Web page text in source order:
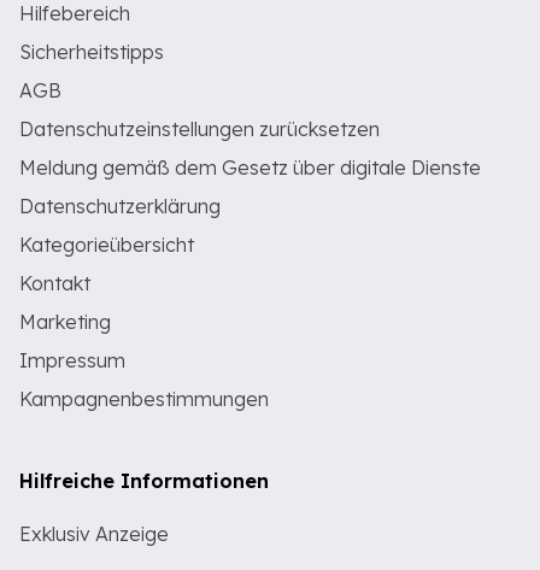
Hilfebereich
Sicherheitstipps
AGB
Datenschutzeinstellungen zurücksetzen
Meldung gemäß dem Gesetz über digitale Dienste
Datenschutzerklärung
Kategorieübersicht
Kontakt
Marketing
Impressum
Kampagnenbestimmungen
Hilfreiche Informationen
Exklusiv Anzeige